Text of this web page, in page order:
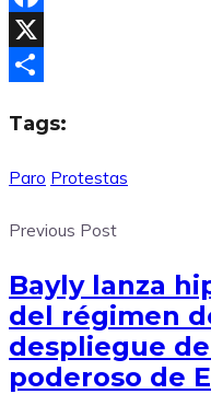
Facebook
X
Tags:
Paro Protestas
Previous Post
Bayly lanza
del régimen
despliegue
poderoso de